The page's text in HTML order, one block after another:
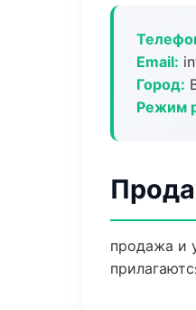
Email:
Город:
Режим
продажа и